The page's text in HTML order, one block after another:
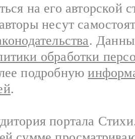
на его авторской
несут
.
обработки
подробную
.
портала